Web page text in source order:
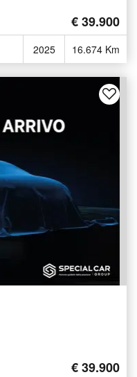
€ 39.900
2025 16.674 Km
€ 39.900